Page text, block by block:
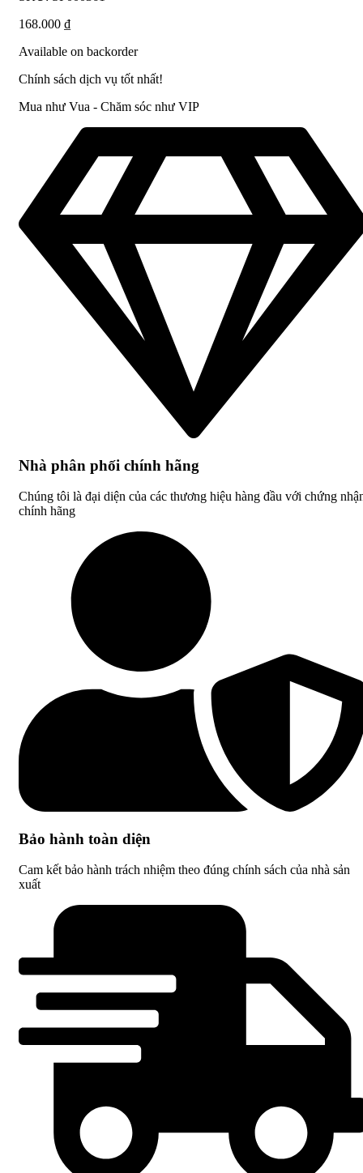
168.000 ₫
Available on backorder
Chính sách dịch vụ tốt nhất!
Mua như Vua - Chăm sóc như VIP
Nhà phân phối chính hãng
Chúng tôi là đại diện của các thương hiệu hàng đầu với chứng
chính hãng
Bảo hành toàn diện
Cam kết bảo hành trách nhiệm theo đúng chính sách của nhà sản
xuất